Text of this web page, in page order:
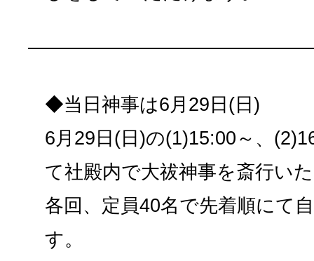
◆当日神事は6月29日(日)
6月29日(日)の(1)15:00～、
て社殿内で大祓神事を斎行い
各回、定員40名で先着順にて
す。